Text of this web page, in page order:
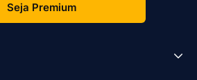
Seja Premium